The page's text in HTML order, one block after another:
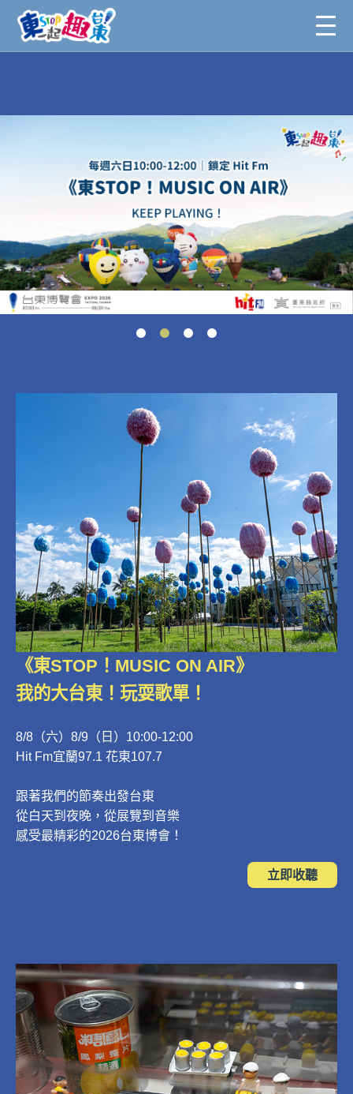
《東STOP！MUSIC ON AIR》
我的大台東！玩耍歌單！
8/8（六）8/9（日）10:00-12:00
Hit Fm宜蘭97.1 花東107.7
跟著我們的節奏出發台東
從白天到夜晚，從展覽到音樂
感受最精彩的2026台東博會！
立即收聽